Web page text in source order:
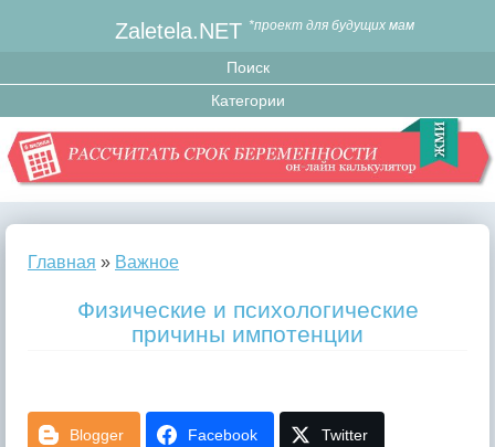
Zaletela.NET *проект для будущих мам
Главная » Важное
Физические и психологические
причины импотенции
Blogger Facebook Twitter